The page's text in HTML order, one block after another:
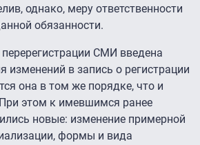
однако, меру ответственности
обязанности.
СМИ введена
изменений в запись о регистрации
она в том же порядке, что и
этом к имевшимся ранее
новые: изменение примерной
формы и вида